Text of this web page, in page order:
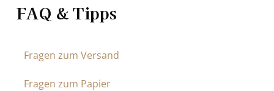
FAQ & Tipps
Fragen zum Versand
Fragen zum Papier